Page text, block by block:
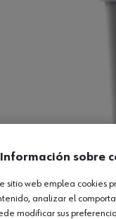
Información sobre
sitio web emplea cookies
analizar el
modificar sus